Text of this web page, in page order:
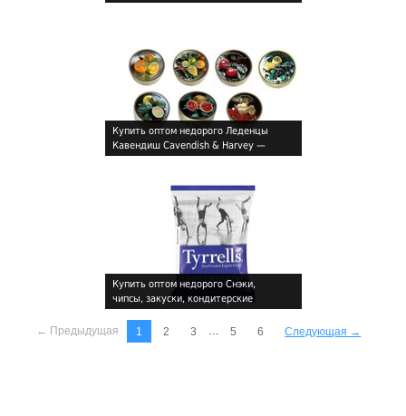
Купить оптом недорого Леденцы
Кавендиш Cavendish & Harvey —
находка для гурманов
Купить оптом недорого Снэки,
чипсы, закуски, кондитерские
изделия
← Предыдущая 1 2 3 … 5 6 Следующая →